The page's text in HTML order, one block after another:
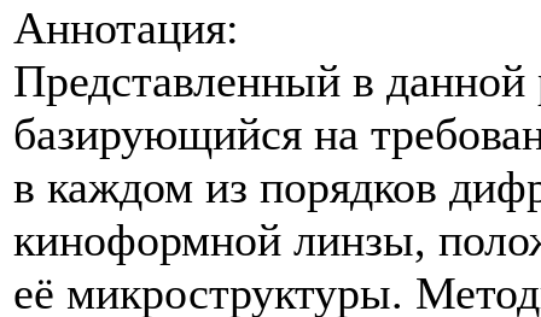
Аннотация:
Представленный в данной
базирующийся на
в каждом из порядков
киноформной линзы,
её микроструктуры.